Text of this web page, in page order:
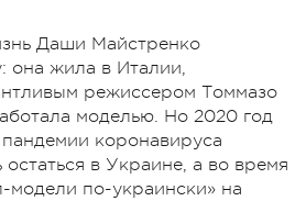
Даши Майстренко
она жила в Италии,
режиссером Томмазо
моделью. Но 2020 год
коронавируса
в Украине, а во время
модели по-украински» на